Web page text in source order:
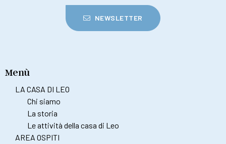
NEWSLETTER
Menù
LA CASA DI LEO
Chi siamo
La storia
Le attività della casa di Leo
AREA OSPITI